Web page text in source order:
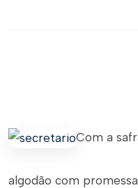
Com a
algodão com